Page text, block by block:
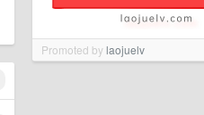
Promoted bylaojuelv